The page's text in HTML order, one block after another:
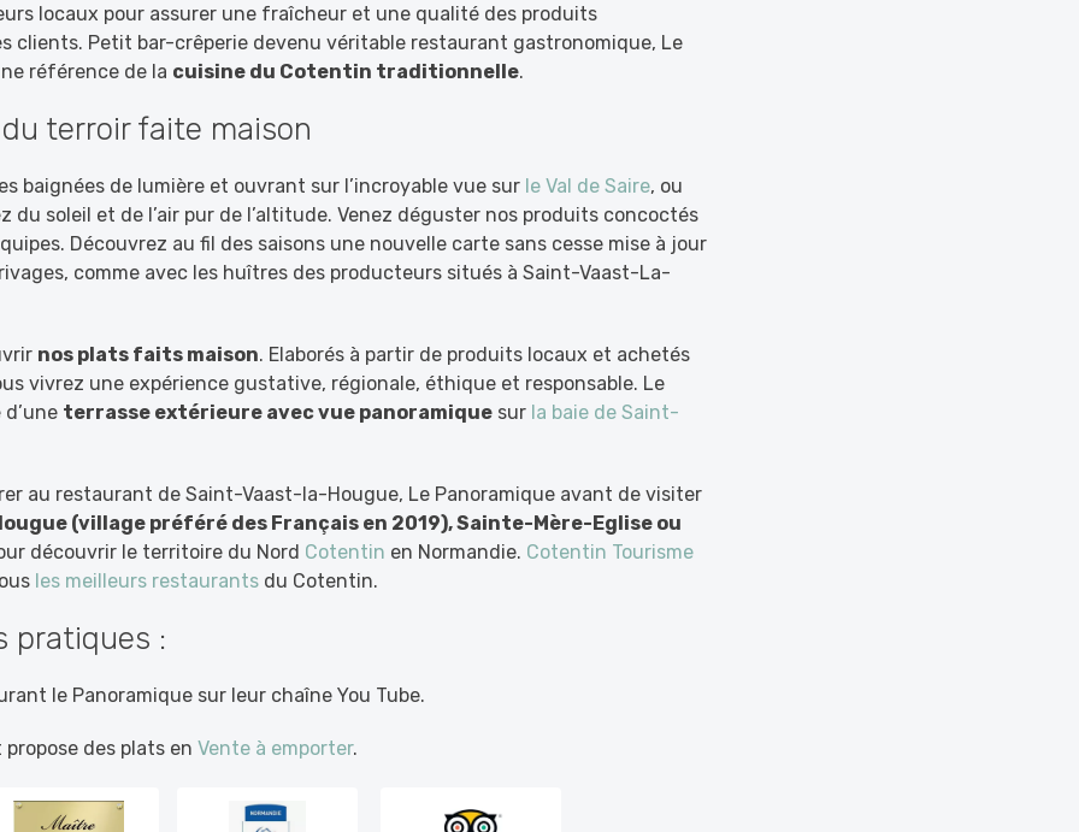
locaux pour assurer une fraîcheur et une qualité des produits
clients. Petit bar-crêperie devenu véritable restaurant gastronomique, Le
référence de la cuisine du Cotentin traditionnelle.
terroir faite maison
baignées de lumière et ouvrant sur l’incroyable vue sur le Val de Saire, ou
du soleil et de l’air pur de l’altitude. Venez déguster nos produits concoctés
Découvrez au fil des saisons une nouvelle carte sans cesse mise à jour
comme avec les huîtres des producteurs situés à Saint-Vaast-La-
nos plats faits maison. Elaborés à partir de produits locaux et achetés
vivrez une expérience gustative, régionale, éthique et responsable. Le
terrasse extérieure avec vue panoramique sur la baie de Saint-
au restaurant de Saint-Vaast-la-Hougue, Le Panoramique avant de visiter
(village préféré des Français en 2019), Sainte-Mère-Eglise ou
découvrir le territoire du Nord Cotentin en Normandie. Cotentin Tourisme
les meilleurs restaurants du Cotentin.
pratiques :
le Panoramique sur leur chaîne You Tube.
des plats en Vente à emporter.